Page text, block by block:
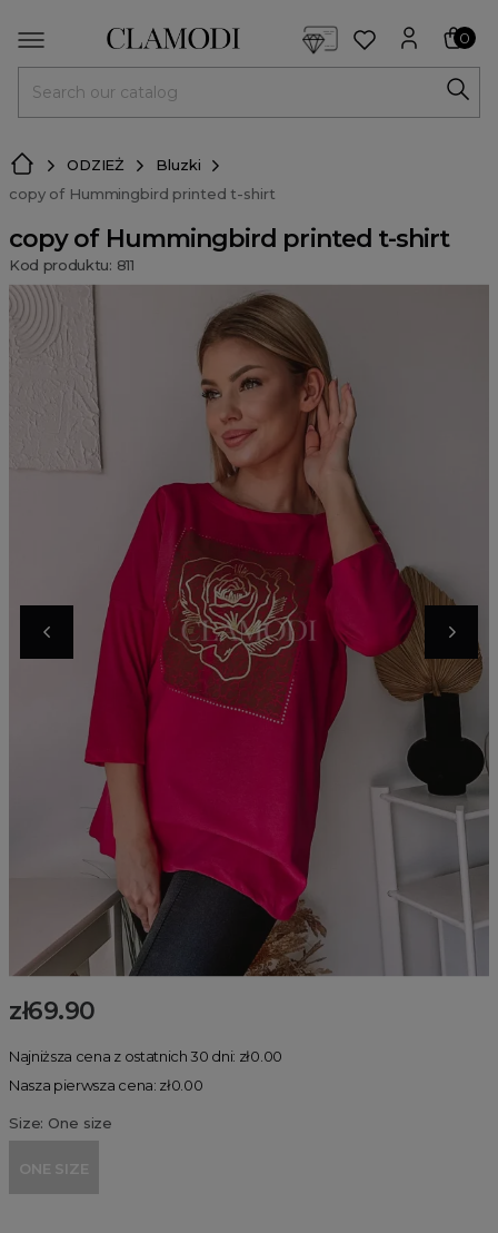
0
ODZIEŻ
Bluzki
copy of Hummingbird printed t-shirt
copy of Hummingbird printed t-shirt
Kod produktu: 811
zł69.90
Najniższa cena z ostatnich 30 dni: zł0.00
Nasza pierwsza cena: zł0.00
Size: One size
ONE SIZE